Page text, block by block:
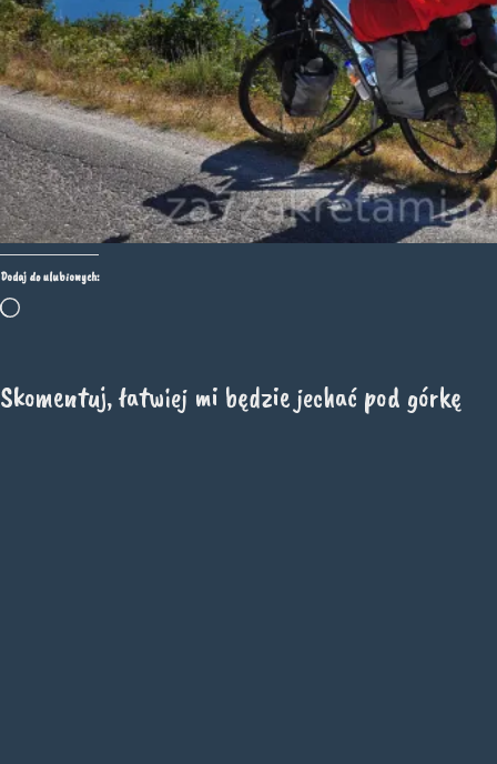
Dodaj do ulubionych:
Wczytywanie…
Skomentuj, łatwiej mi będzie jechać pod górkę